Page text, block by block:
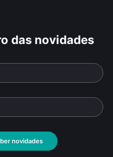
das novidades
novidades